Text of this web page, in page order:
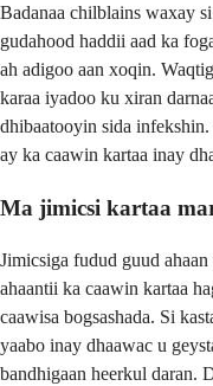
Badanaa chilblains waxay
gudahood haddii aad ka
ah adigoo aan xoqin.
karaa iyadoo ku xiran
dhibaatooyin sida
ay ka caawin kartaa inay
Ma jimicsi kartaa
Jimicsiga fudud guud
ahaantii ka caawin kartaa
caawisa bogsashada. Si
yaabo inay dhaawac u
bandhigaan heerkul daran.